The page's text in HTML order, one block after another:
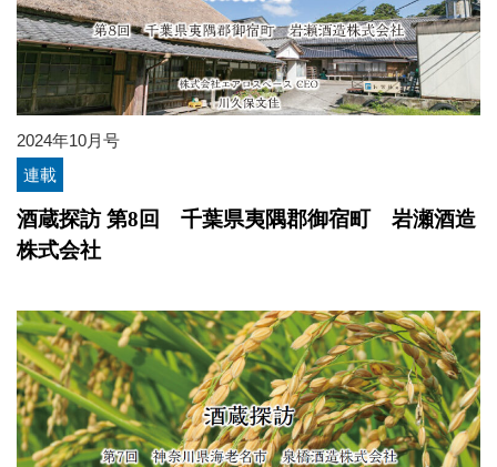
2024年10月号
連載
酒蔵探訪 第8回 千葉県夷隅郡御宿町 岩瀬酒造
株式会社